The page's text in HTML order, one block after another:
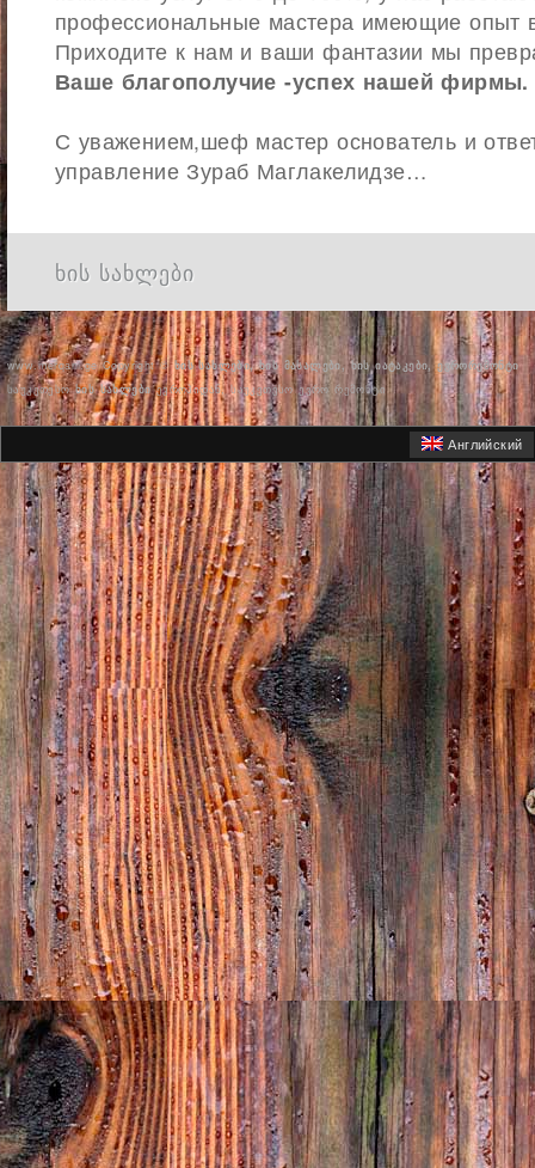
профессиональные мастера имеющие опыт
Приходите к нам и ваши фантазии мы
Ваше благополучие -успех нашей фирмы.
С уважением,шеф мастер основатель и
управление Зураб Маглакелидзе…
ხის სახლები
www.merqani.geCopyright ©ხის სახლები, ხის მასალები, ხის იატაკები, ევრორემონტი
საუკეთესოხის სახლებიევროპიდან, საუკეთესო ევრო რემონტი
Английский